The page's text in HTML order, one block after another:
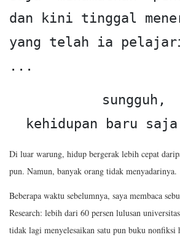
dan kini tinggal
yang telah ia
...
sungguh,
kehidupan baru
Di luar warung, hidup bergerak lebih cepat
pun. Namun, banyak orang tidak menyadarinya.
Beberapa waktu sebelumnya, saya membaca
Research: lebih dari 60 persen lulusan
tidak lagi menyelesaikan satu pun buku nonfiksi